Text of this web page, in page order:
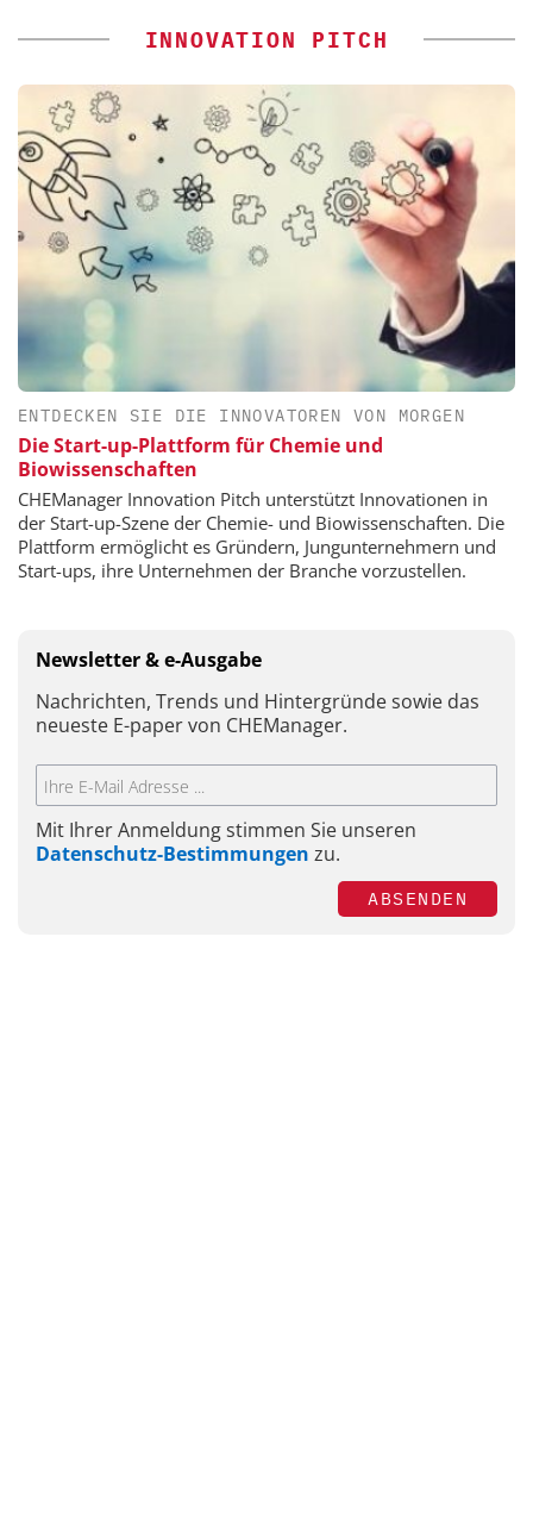
INNOVATION PITCH
ENTDECKEN SIE DIE INNOVATOREN VON MORGEN
Die Start-up-Plattform für Chemie und
Biowissenschaften
CHEManager Innovation Pitch unterstützt Innovationen in
der Start-up-Szene der Chemie- und Biowissenschaften. Die
Plattform ermöglicht es Gründern, Jungunternehmern und
Start-ups, ihre Unternehmen der Branche vorzustellen.
Newsletter & e-Ausgabe
Nachrichten, Trends und Hintergründe sowie das
neueste E-paper von CHEManager.
Mit Ihrer Anmeldung stimmen Sie unseren
Datenschutz-Bestimmungen zu.
ABSENDEN